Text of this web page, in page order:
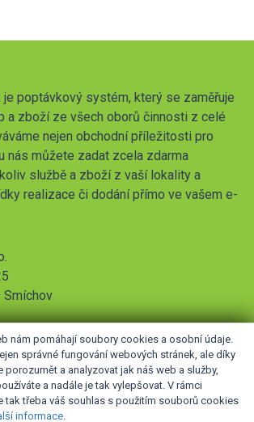
je poptávkový systém, který se zaměřuje
a zboží ze všech oborů činnosti z celé
nejen obchodní příležitosti pro
nás můžete zadat zcela zdarma
službě a zboží z vaší lokality a
realizace či dodání přímo ve vašem e-
Smíchov
s.r.o.,
nám pomáhají soubory cookies a osobní údaje.
správné fungování webových stránek, ale díky
porozumět a analyzovat jak náš web a služby,
a nadále je tak vylepšovat. V rámci
tak třeba váš souhlas s použitím souborů cookies
informace.